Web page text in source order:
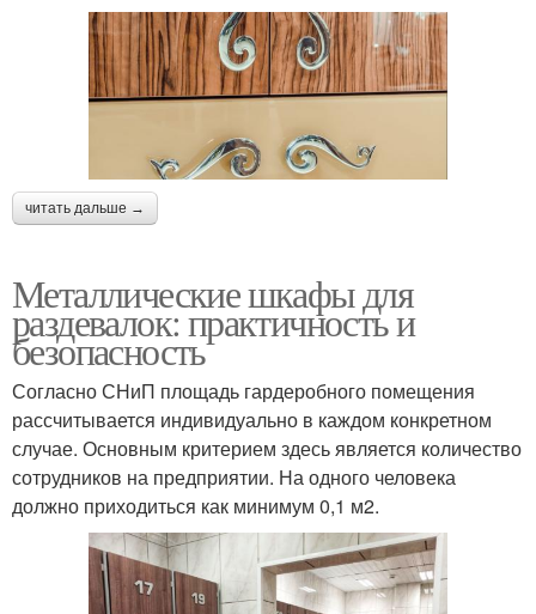
читать дальше →
Металлические шкафы для
раздевалок: практичность и
безопасность
Согласно СНиП площадь гардеробного помещения
рассчитывается индивидуально в каждом конкретном
случае. Основным критерием здесь является количество
сотрудников на предприятии. На одного человека
должно приходиться как минимум 0,1 м2.